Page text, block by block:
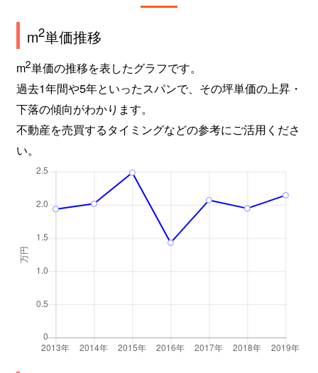
m2単価推移
m2単価の推移を表したグラフです。
過去1年間や5年といったスパンで、その坪単価の上昇・
下落の傾向がわかります。
不動産を売買するタイミングなどの参考にご活用くださ
い。